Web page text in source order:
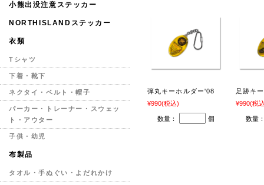
弾丸キーホルダー'08
¥990(税込)
数量： 個
足跡キ
¥990(税
数量
小熊出没注意ステッカー
NORTHISLANDステッカー
衣類
Tシャツ
下着・靴下
ネクタイ・ベルト・帽子
パーカー・トレーナー・スウェッ
ト・アウター
子供・幼児
布製品
タオル・手ぬぐい・よだれかけ